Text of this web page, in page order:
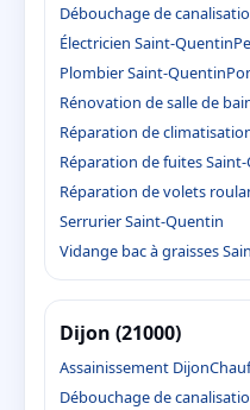
Débouchage de
Électricien Saint-Quentin
Plombier Saint-Quentin
Rénovation de salle de
Réparation de
Réparation de fuites
Réparation de volets
Serrurier Saint-Quentin
Vidange bac à graisses
Dijon (21000)
Assainissement Dijon
Débouchage de